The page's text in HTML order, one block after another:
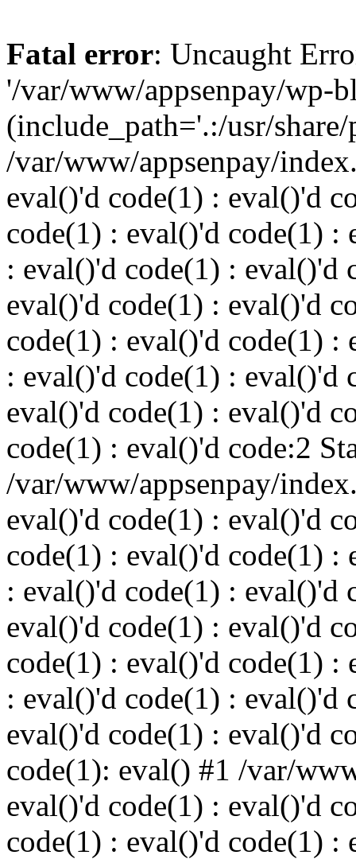
Fatal error: Uncaught
'/var/www/appsenpay/wp-
(include_path='.:/usr/
/var/www/appsenpay/
eval()'d code(1) : eval()'d
code(1) : eval()'d code(1) :
: eval()'d code(1) : eval()'d
eval()'d code(1) : eval()'d
code(1) : eval()'d code(1) :
: eval()'d code(1) : eval()'d
eval()'d code(1) : eval()'d
code(1) : eval()'d code:2
/var/www/appsenpay/
eval()'d code(1) : eval()'d
code(1) : eval()'d code(1) :
: eval()'d code(1) : eval()'d
eval()'d code(1) : eval()'d
code(1) : eval()'d code(1) :
: eval()'d code(1) : eval()'d
eval()'d code(1) : eval()'d
code(1): eval() #1 /var/
eval()'d code(1) : eval()'d
code(1) : eval()'d code(1) :